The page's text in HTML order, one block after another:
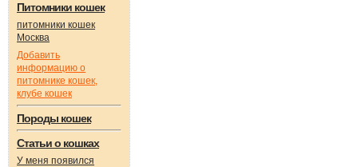
Питомники кошек
питомники кошек
Москва
Добавить
информацию о
питомнике кошек,
клубе кошек
Породы кошек
Статьи о кошках
У меня появился